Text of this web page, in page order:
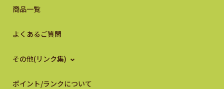
商品一覧
よくあるご質問
その他(リンク集)
ポイント/ランクについて